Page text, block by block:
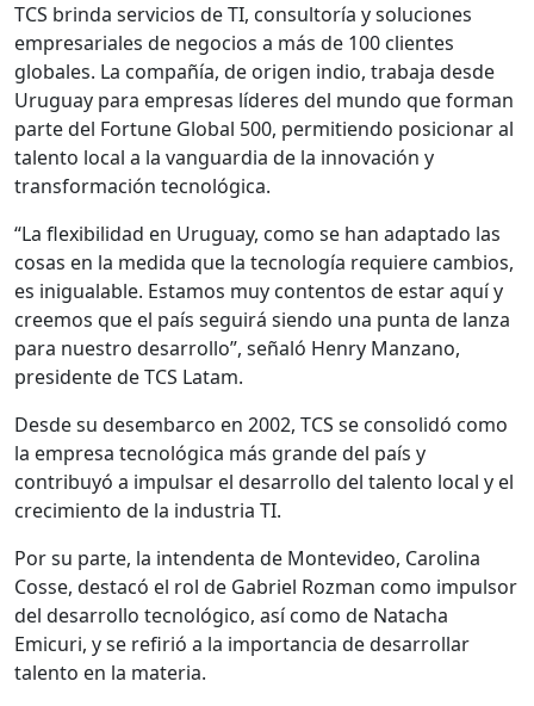
TCS brinda servicios de TI, consultoría y soluciones
empresariales de negocios a más de 100 clientes
globales. La compañía, de origen indio, trabaja desde
Uruguay para empresas líderes del mundo que forman
parte del Fortune Global 500, permitiendo posicionar al
talento local a la vanguardia de la innovación y
transformación tecnológica.
“La flexibilidad en Uruguay, como se han adaptado las
cosas en la medida que la tecnología requiere cambios,
es inigualable. Estamos muy contentos de estar aquí y
creemos que el país seguirá siendo una punta de lanza
para nuestro desarrollo”, señaló Henry Manzano,
presidente de TCS Latam.
Desde su desembarco en 2002, TCS se consolidó como
la empresa tecnológica más grande del país y
contribuyó a impulsar el desarrollo del talento local y el
crecimiento de la industria TI.
Por su parte, la intendenta de Montevideo, Carolina
Cosse, destacó el rol de Gabriel Rozman como impulsor
del desarrollo tecnológico, así como de Natacha
Emicuri, y se refirió a la importancia de desarrollar
talento en la materia.